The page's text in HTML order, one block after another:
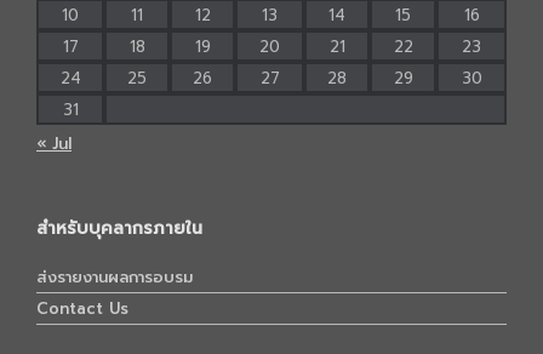
10
11 12 13 14 15
16
17
18 19 20 21 22
23
24
25 26 27 28 29
30
31
« Jul
สำหรับบุคลากรภายใน
ส่งรายงานผลการอบรม
Contact Us